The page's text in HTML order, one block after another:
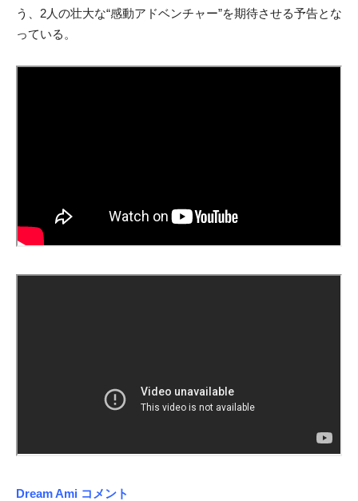
う、2人の壮大な“感動アドベンチャー”を期待させる予告とな
っている。
Dream Ami コメント